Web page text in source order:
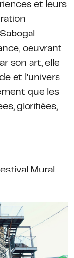
et leurs
oeuvrant
son art, elle
et l'univers
que les
glorifiées,
Mural